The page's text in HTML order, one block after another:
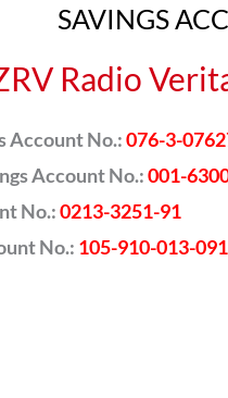
SAVINGS
Radio
Account No.:076-3-
Account No.:001-
No.:0213-3251-91
No.: 105-910-013-091